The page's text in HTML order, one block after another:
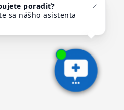
poradiť?
sa nášho asistenta